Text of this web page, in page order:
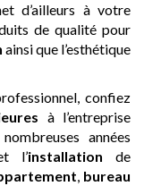
d’ailleurs à votre
de qualité pour
ainsi que l’esthétique
confiez
à l’entreprise
années
l’installation de
, bureau